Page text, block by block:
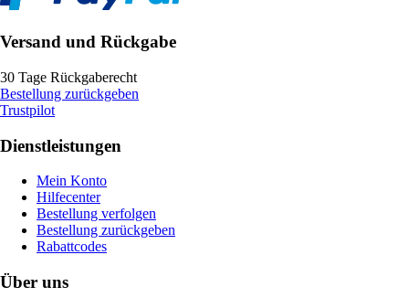
Versand und Rückgabe
30 Tage Rückgaberecht
Bestellung zurückgeben
Trustpilot
Dienstleistungen
Mein Konto
Hilfecenter
Bestellung verfolgen
Bestellung zurückgeben
Rabattcodes
Über uns